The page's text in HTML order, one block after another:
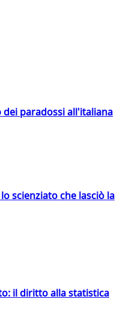
dei paradossi all'italiana
scienziato che lasciò la
il diritto alla statistica